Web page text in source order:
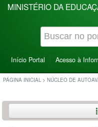
MINISTÉRIO DA
Início Portal Acesso à
PÁGINA INICIAL > NÚCLEO DE